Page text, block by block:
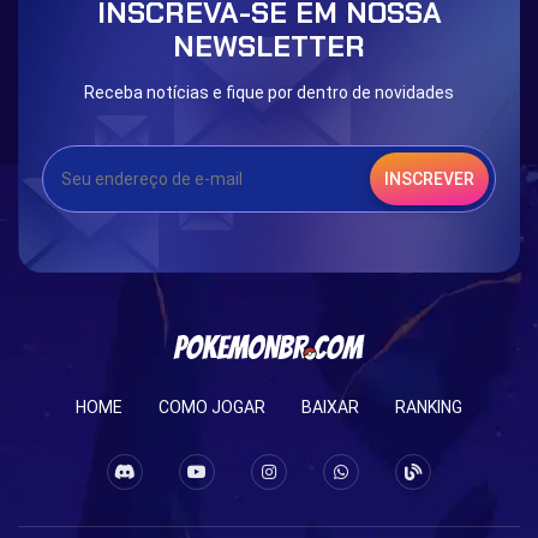
Eternal Dark Quest Door 999
INSCREVA-SE EM NOSSA
NEWSLETTER
Receba notícias e fique por dentro de novidades
INSCREVER
HOME COMO JOGAR BAIXAR RANKING